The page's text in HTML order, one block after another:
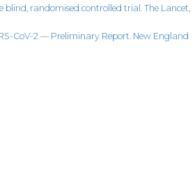
blind, randomised controlled trial. The Lancet,
CoV-2 — Preliminary Report. New England